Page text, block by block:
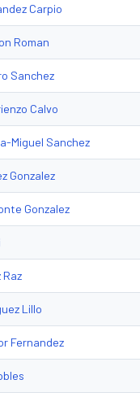
Carpio
Roman
Sanchez
Calvo
Miguel Sanchez
Gonzalez
Gonzalez
Lillo
Fernandez